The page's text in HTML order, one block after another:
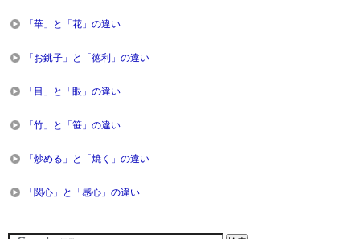
「華」と「花」の違い
「お銚子」と「徳利」の違い
「目」と「眼」の違い
「竹」と「笹」の違い
「炒める」と「焼く」の違い
「関心」と「感心」の違い